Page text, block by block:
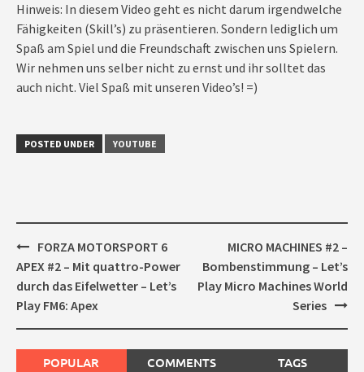
Hinweis: In diesem Video geht es nicht darum irgendwelche
Fähigkeiten (Skill’s) zu präsentieren. Sondern lediglich um
Spaß am Spiel und die Freundschaft zwischen uns Spielern.
Wir nehmen uns selber nicht zu ernst und ihr solltet das
auch nicht. Viel Spaß mit unseren Video’s! =)
POSTED UNDER YOUTUBE
Post
navigation
FORZA MOTORSPORT 6
APEX #2 – Mit quattro-Power
durch das Eifelwetter – Let’s
Play FM6: Apex
MICRO MACHINES #2 –
Bombenstimmung – Let’s
Play Micro Machines World
Series
POPULAR COMMENTS TAGS